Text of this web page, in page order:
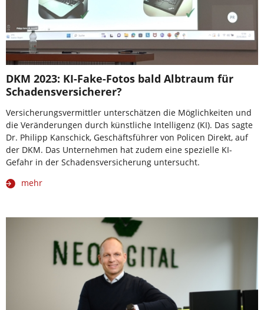
DKM 2023: KI-Fake-Fotos bald Albtraum für
Schadensversicherer?
Versicherungsvermittler unterschätzen die Möglichkeiten und
die Veränderungen durch künstliche Intelligenz (KI). Das sagte
Dr. Philipp Kanschick, Geschäftsführer von Policen Direkt, auf
der DKM. Das Unternehmen hat zudem eine spezielle KI-
Gefahr in der Schadensversicherung untersucht.
mehr